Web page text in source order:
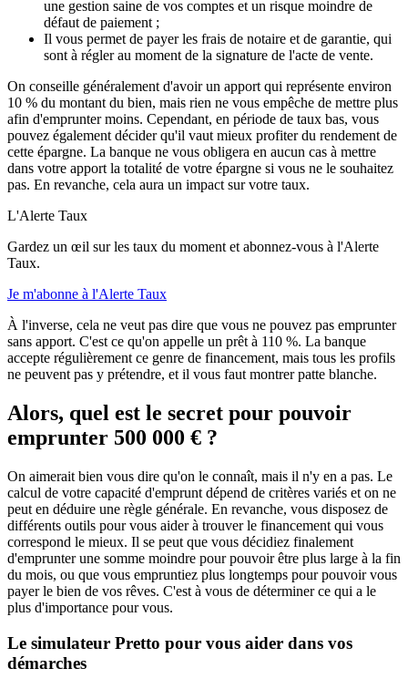
une gestion saine de vos comptes et un risque moindre de
défaut de paiement ;
Il vous permet de payer les frais de notaire et de garantie, qui
sont à régler au moment de la signature de l'acte de vente.
On conseille généralement d'avoir un apport qui représente environ
10 % du montant du bien, mais rien ne vous empêche de mettre plus
afin d'emprunter moins. Cependant, en période de taux bas, vous
pouvez également décider qu'il vaut mieux profiter du rendement de
cette épargne. La banque ne vous obligera en aucun cas à mettre
dans votre apport la totalité de votre épargne si vous ne le souhaitez
pas. En revanche, cela aura un impact sur votre taux.
L'Alerte Taux
Gardez un œil sur les taux du moment et abonnez-vous à l'Alerte
Taux.
Je m'abonne à l'Alerte Taux
À l'inverse, cela ne veut pas dire que vous ne pouvez pas emprunter
sans apport. C'est ce qu'on appelle un prêt à 110 %. La banque
accepte régulièrement ce genre de financement, mais tous les profils
ne peuvent pas y prétendre, et il vous faut montrer patte blanche.
Alors, quel est le secret pour pouvoir
emprunter 500 000 € ?
On aimerait bien vous dire qu'on le connaît, mais il n'y en a pas. Le
calcul de votre capacité d'emprunt dépend de critères variés et on ne
peut en déduire une règle générale. En revanche, vous disposez de
différents outils pour vous aider à trouver le financement qui vous
correspond le mieux. Il se peut que vous décidiez finalement
d'emprunter une somme moindre pour pouvoir être plus large à la fin
du mois, ou que vous empruntiez plus longtemps pour pouvoir vous
payer le bien de vos rêves. C'est à vous de déterminer ce qui a le
plus d'importance pour vous.
Le simulateur Pretto pour vous aider dans vos
démarches